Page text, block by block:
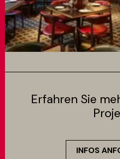
Erfahren Sie
INFOS